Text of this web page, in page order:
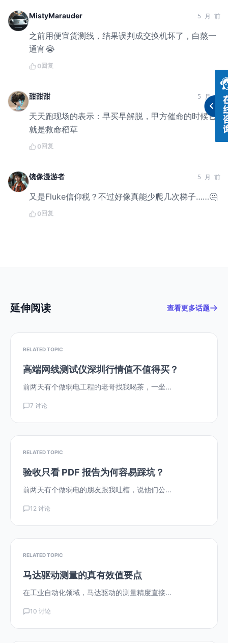
MistyMarauder 5 月 前
之前用便宜货测线，结果误判成交换机坏了，白熬一
通宵😭
0回复
甜甜甜 5 月 前
天天跑现场的表示：早买早解脱，甲方催命的时候它
就是救命稻草
0回复
镜像漫游者 5 月 前
又是Fluke信仰税？不过好像真能少爬几次梯子……🤔
0回复
延伸阅读 查看更多话题
RELATED TOPIC
高端网线测试仪深圳行情值不值得买？
前两天有个做弱电工程的老哥找我喝茶，一坐...
7 讨论
RELATED TOPIC
验收只看 PDF 报告为何容易踩坑？
前两天有个做弱电的朋友跟我吐槽，说他们公...
12 讨论
RELATED TOPIC
马达驱动测量的真有效值要点
在工业自动化领域，马达驱动的测量精度直接...
10 讨论